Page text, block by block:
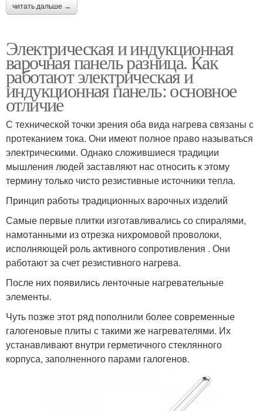
читать дальше →
Электрическая и индукционная
варочная панель разница. Как
работают электрическая и
индукционная панель: основное
отличие
С технической точки зрения оба вида нагрева связаны с
протеканием тока. Они имеют полное право называться
электрическими. Однако сложившиеся традиции
мышления людей заставляют нас относить к этому
термину только чисто резистивные источники тепла.
Принцип работы традиционных варочных изделий
Самые первые плитки изготавливались со спиралями,
намотанными из отрезка нихромовой проволоки,
исполняющей роль активного сопротивления . Они
работают за счет резистивного нагрева.
После них появились ленточные нагревательные
элементы.
Чуть позже этот ряд пополнили более современные
галогеновые плиты с такими же нагревателями. Их
устанавливают внутри герметичного стеклянного
корпуса, заполненного парами галогенов.